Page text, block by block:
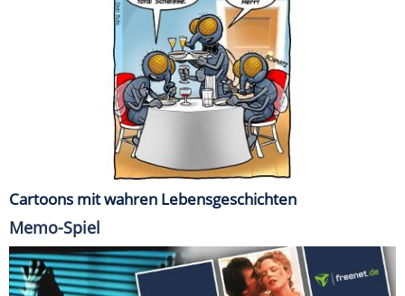
Cartoons mit wahren Lebensgeschichten
Memo-Spiel